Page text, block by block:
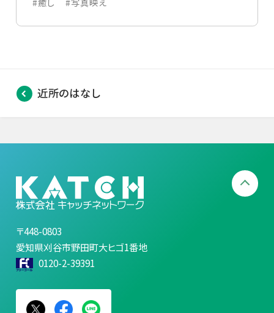
#癒し
#写真映え
近所のはなし
〒448-0803
愛知県刈谷市野田町大ヒゴ1番地
0120-2-39391